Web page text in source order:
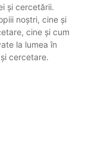
și cercetării.
noștri, cine și
cine și cum
la lumea în
cercetare.